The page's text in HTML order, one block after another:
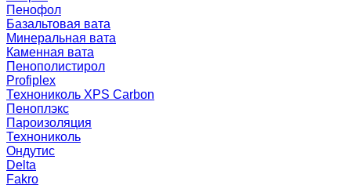
Пенофол
Базальтовая вата
Минеральная вата
Каменная вата
Пенополистирол
Profiplex
Технониколь XPS Carbon
Пеноплэкс
Пароизоляция
Технониколь
Ондутис
Delta
Fakro